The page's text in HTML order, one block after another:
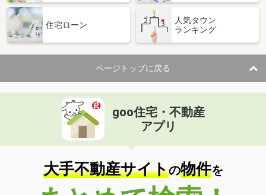
住宅ローン
人気タウン
ランキング
ページトップに戻る
goo住宅・不動産
アプリ
大手不動産サイトの物件を